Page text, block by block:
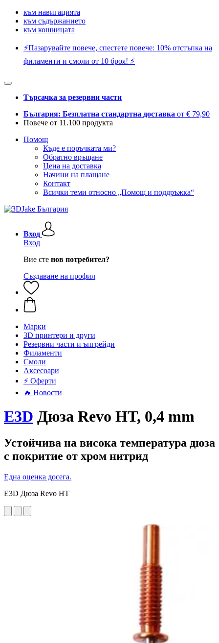
към навигацията
към съдържанието
към кошницата
⚡️Пазарувайте повече, спестете повече: 10% отстъпка на
филаменти и смоли от 10 броя! ⚡️
Търсачка за резервни части
България: Безплатна стандартна доставка от € 79,90
Повече от 11.100 продукта
Помощ
Къде е поръчката ми?
Обратно връщане
Цена на доставка
Начини на плащане
Контакт
Всички теми относно „Помощ и поддръжка“
Вход
Вход
Вие сте нов потребител?
Създаване на профил
Mарки
3D принтери и други
Резервни части и ъпгрейди
Филаменти
Смоли
Аксесоари
⚡ Оферти
🔥 Новости
E3D Дюза Revo HT, 0,4 mm
Устойчива на висока температура дюза
с покритие от хром нитрид
Една оценка досега.
E3D Дюза Revo HT